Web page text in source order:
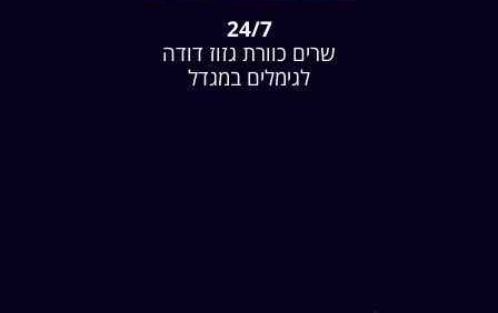
24/7
שרים כוורת גזוז דודה
לגימלים במגדל